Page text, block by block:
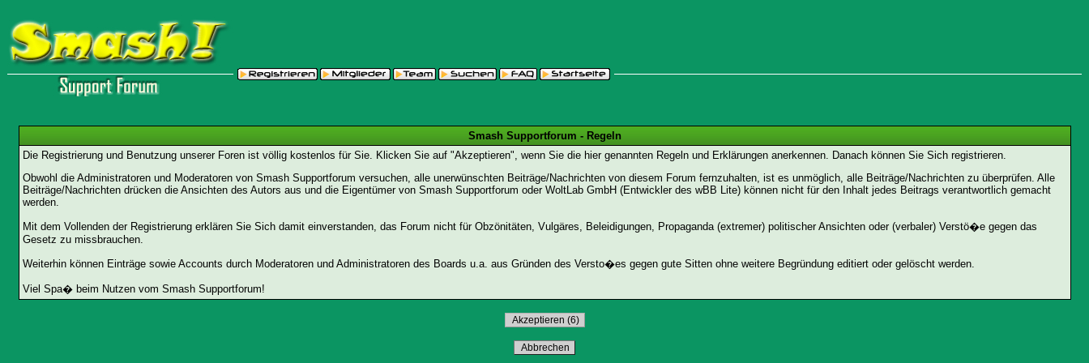
Smash Supportforum - Regeln
Die Registrierung und Benutzung unserer Foren ist völlig kostenlos für Sie. Klicken Sie auf "Akzeptieren", wenn Sie die hier genannten Regeln und Erklärungen anerkennen. Danach können Sie Sich registrieren.
Obwohl die Administratoren und Moderatoren von Smash Supportforum versuchen, alle unerwünschten Beiträge/Nachrichten von diesem Forum fernzuhalten, ist es unmöglich, alle Beiträge/Nachrichten zu überprüfen. Alle
Beiträge/Nachrichten drücken die Ansichten des Autors aus und die Eigentümer von Smash Supportforum oder WoltLab GmbH (Entwickler des wBB Lite) können nicht für den Inhalt jedes Beitrags verantwortlich gemacht
werden.
Mit dem Vollenden der Registrierung erklären Sie Sich damit einverstanden, das Forum nicht für Obzönitäten, Vulgäres, Beleidigungen, Propaganda (extremer) politischer Ansichten oder (verbaler) Verstö�e gegen das
Gesetz zu missbrauchen.
Weiterhin können Einträge sowie Accounts durch Moderatoren und Administratoren des Boards u.a. aus Gründen des Versto�es gegen gute Sitten ohne weitere Begründung editiert oder gelöscht werden.
Viel Spa� beim Nutzen vom Smash Supportforum!